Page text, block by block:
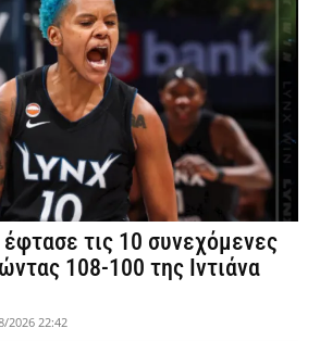
τις 10 συνεχόμενες
108-100 της Ιντιάνα
2026 22:42